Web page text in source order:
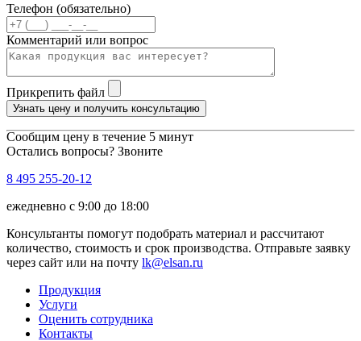
Телефон (обязательно)
Комментарий или вопрос
Прикрепить файл
Узнать цену и получить консультацию
Сообщим цену в течение 5 минут
Остались вопросы? Звоните
8 495 255-20-12
ежедневно с 9:00 до 18:00
Консультанты помогут подобрать материал и рассчитают
количество, стоимость и срок производства. Отправьте заявку
через сайт или на почту lk@elsan.ru
Продукция
Услуги
Оценить сотрудника
Контакты